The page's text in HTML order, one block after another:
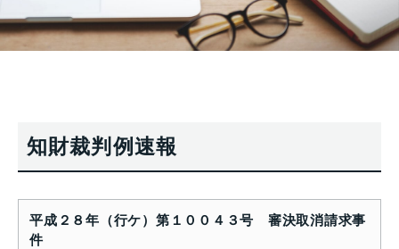
知財裁判例速報
平成２８年（行ケ）第１００４３号 審決取消請求事
件